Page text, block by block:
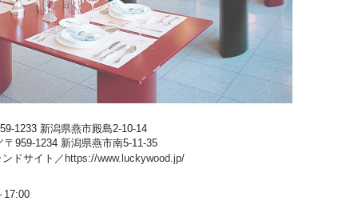
1233 新潟県燕市殿島2-10-14
〒959-1234 新潟県燕市南5-11-35
ドサイト／ https://www.luckywood.jp/
17:00